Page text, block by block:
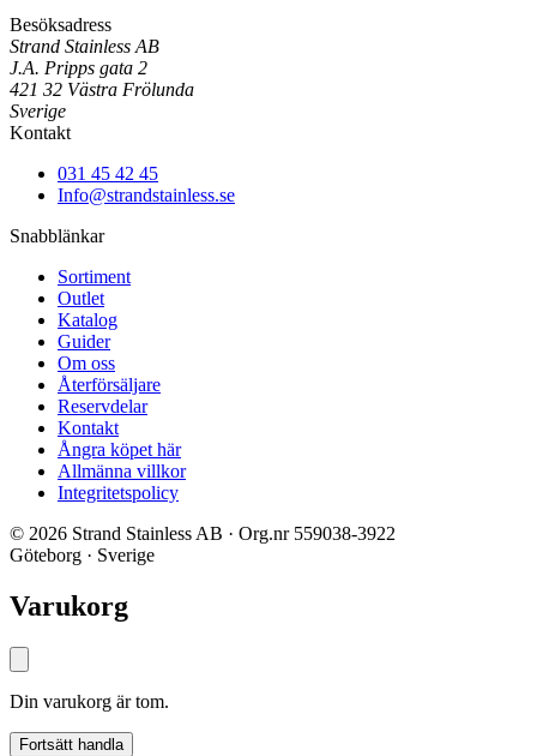
Besöksadress
Strand Stainless AB
J.A. Pripps gata 2
421 32 Västra Frölunda
Sverige
Kontakt
031 45 42 45
Info@strandstainless.se
Snabblänkar
Sortiment
Outlet
Katalog
Guider
Om oss
Återförsäljare
Reservdelar
Kontakt
Ångra köpet här
Allmänna villkor
Integritetspolicy
© 2026 Strand Stainless AB · Org.nr 559038-3922
Göteborg · Sverige
Varukorg
Din varukorg är tom.
Fortsätt handla